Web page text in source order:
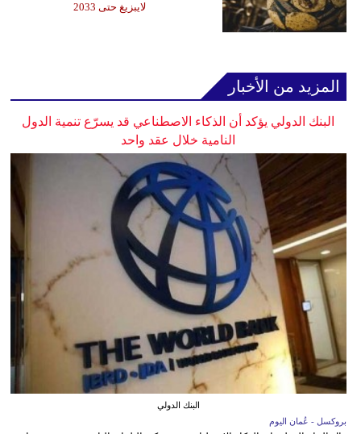
لايبزيغ حتى 2033
المزيد من الأخبار
البنك الدولي يؤكد أن الذكاء الاصطناعي قد يسرّع تنمية الدول
النامية خلال عقد واحد
البنك الدولي
بروكسل - عُمان اليوم